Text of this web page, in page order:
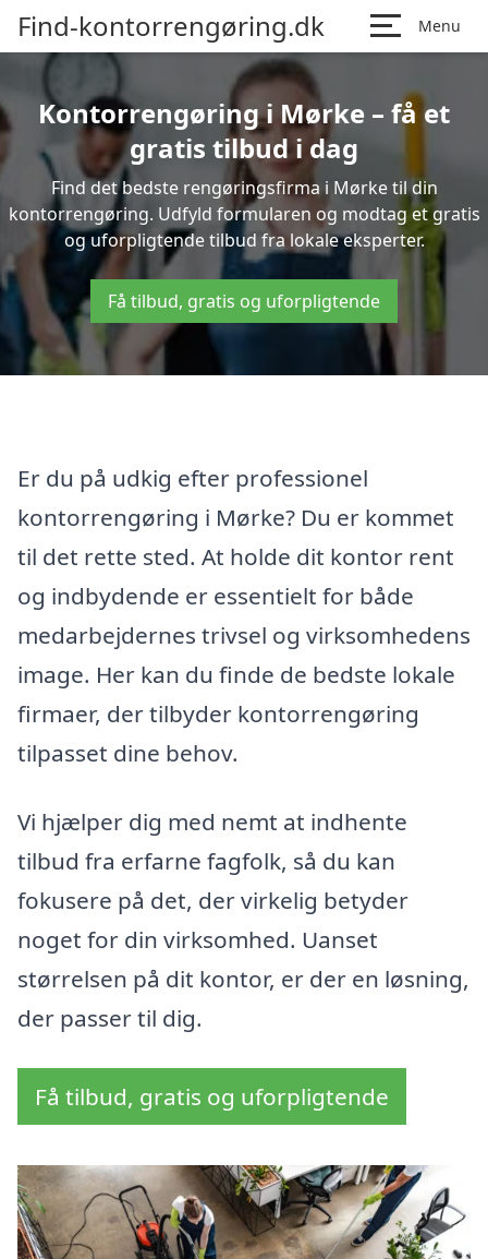
Find-kontorrengøring.dk Menu
Kontorrengøring i Mørke – få et
gratis tilbud i dag
Find det bedste rengøringsfirma i Mørke til din
kontorrengøring. Udfyld formularen og modtag et gratis
og uforpligtende tilbud fra lokale eksperter.
Få tilbud, gratis og uforpligtende
Er du på udkig efter professionel
kontorrengøring i Mørke? Du er kommet
til det rette sted. At holde dit kontor rent
og indbydende er essentielt for både
medarbejdernes trivsel og virksomhedens
image. Her kan du finde de bedste lokale
firmaer, der tilbyder kontorrengøring
tilpasset dine behov.
Vi hjælper dig med nemt at indhente
tilbud fra erfarne fagfolk, så du kan
fokusere på det, der virkelig betyder
noget for din virksomhed. Uanset
størrelsen på dit kontor, er der en løsning,
der passer til dig.
Få tilbud, gratis og uforpligtende